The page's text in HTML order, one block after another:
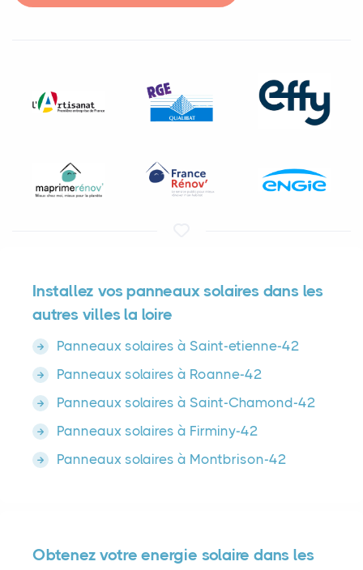
Installez vos panneaux solaires dans les
autres villes la loire
Panneaux solaires à Saint-etienne-42
Panneaux solaires à Roanne-42
Panneaux solaires à Saint-Chamond-42
Panneaux solaires à Firminy-42
Panneaux solaires à Montbrison-42
Obtenez votre energie solaire dans les